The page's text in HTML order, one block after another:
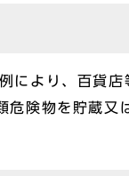
により、百貨
危険物を貯蔵又